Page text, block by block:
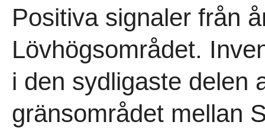
Positiva signaler från
Lövhögsområdet.
i den sydligaste delen
gränsområdet mellan